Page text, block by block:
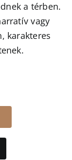
a térben.
vagy
karakteres